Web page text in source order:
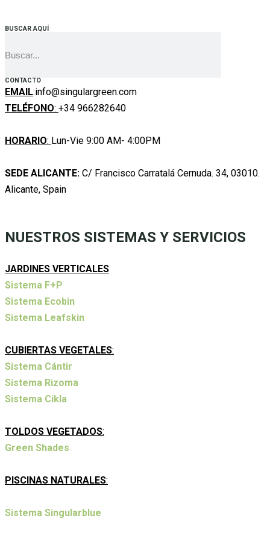
BUSCAR AQUÍ
CONTACTO
EMAIL:info@singulargreen.com
TELÉFONO: +34 966282640
HORARIO: Lun-Vie 9:00 AM- 4:00PM
SEDE ALICANTE: C/ Francisco Carratalá Cernuda. 34, 03010.
Alicante, Spain
NUESTROS SISTEMAS Y SERVICIOS
JARDINES VERTICALES
Sistema F+P
Sistema Ecobin
Sistema Leafskin
CUBIERTAS VEGETALES:
Sistema Cántir
Sistema Rizoma
Sistema Cikla
TOLDOS VEGETADOS:
Green Shades
PISCINAS NATURALES:
Sistema Singularblue